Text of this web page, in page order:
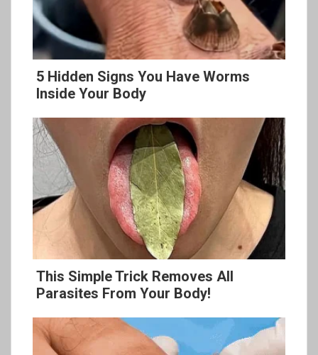
5 Hidden Signs You Have Worms
Inside Your Body
This Simple Trick Removes All
Parasites From Your Body!